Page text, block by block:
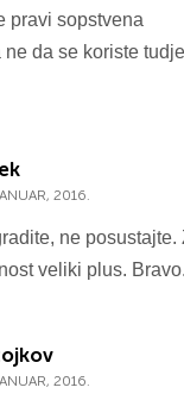
pravi sopstvena
ne da se koriste
2016.
ne posustajte.
veliki plus. Bravo.
2016.